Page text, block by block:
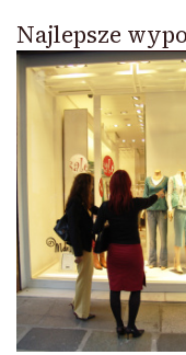
Najlepsze